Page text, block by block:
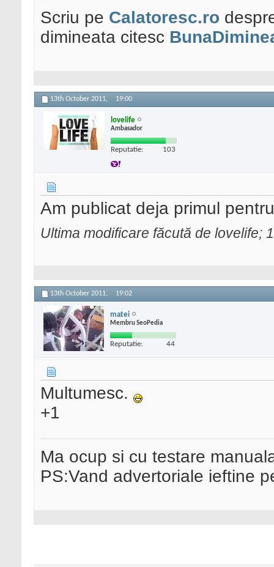
Scriu pe Calatoresc.ro
dimineata citesc
13th October 2011, 19:00
lovelife
Ambasador
Reputatie: 103
Am publicat deja primul
Ultima modificare făcută de lovelife;
13th October 2011, 19:02
matei
Membru SeoPedia
Reputatie: 44
Multumesc.
+1
Ma ocup si cu testare
PS:Vand advertoriale ieftine